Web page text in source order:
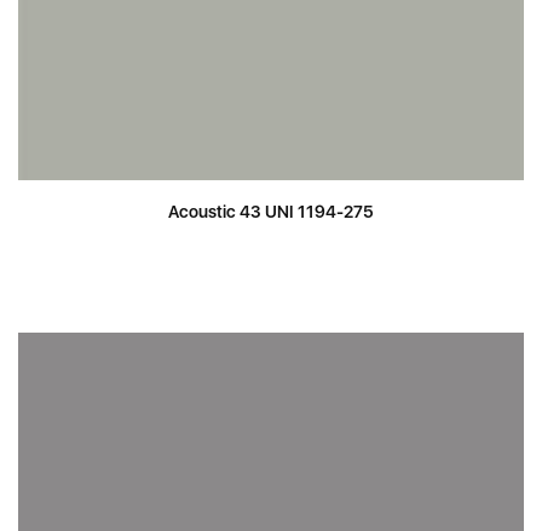
Acoustic 43 UNI 1194-275